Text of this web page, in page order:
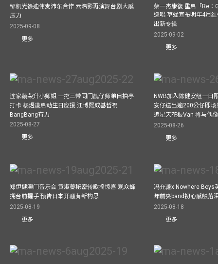
邹凯光馀迪伟麦沛东合作 云浩影再演舞台剧大感
压力
2025-09-08
更多
蔡一杰康復 重启「Re：
巡唱 草蜢宣布明年4月
出新专辑
2025-09-02
更多
连家颖荣升小师姐 一拖三带同门靓仔师弟自拍亭
打卡 杨煜谦启动生日应援 江博熙成基哲祝
BangBang有力
2025-08-27
更多
NWB加入陈健安组一日
安仔送出逾200公仔即
追星天花板Van 将与偶
2025-08-26
更多
郑伊健澳门音乐会 黄淑蔓秘密转歌搞惊喜 观众蜂
拥台前握手 预告日本开骚有新构思
2025-08-19
更多
冯允谦x Nowhere Boys
年前夹band初心感触落
2025-08-18
更多